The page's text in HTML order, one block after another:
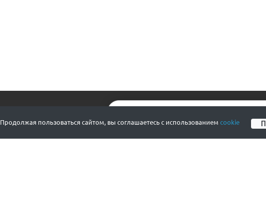
Продолжая пользоваться сайтом, вы соглашаетесь с использованием cookie